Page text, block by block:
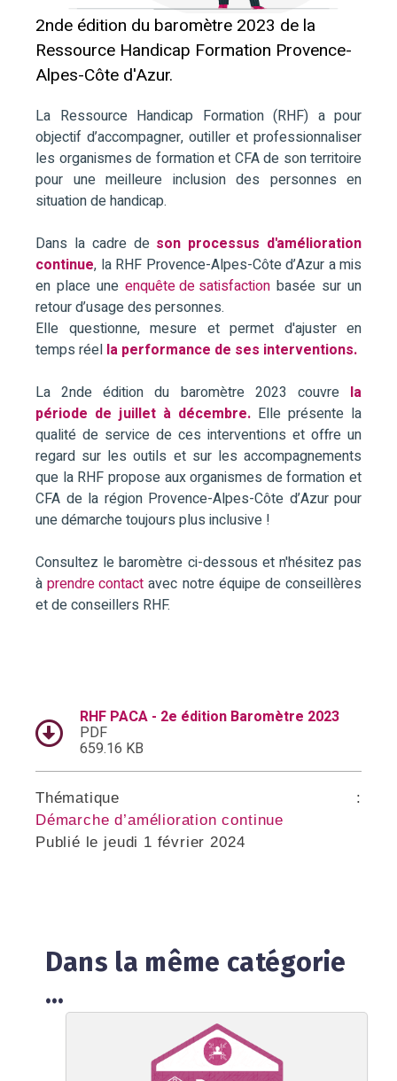
2nde édition du baromètre 2023 de la
Ressource Handicap Formation Provence-
Alpes-Côte d'Azur.
La Ressource Handicap Formation (RHF) a pour
objectif d’accompagner, outiller et professionnaliser
les organismes de formation et CFA de son territoire
pour une meilleure inclusion des personnes en
situation de handicap.
Dans la cadre de son processus d'amélioration
continue, la RHF Provence-Alpes-Côte d’Azur a mis
en place une enquête de satisfaction basée sur un
retour d’usage des personnes.
Elle questionne, mesure et permet d'ajuster en
temps réel la performance de ses interventions.
La 2nde édition du baromètre 2023 couvrela
période de juillet à décembre. Elle présente la
qualité de service de ces interventions et offre un
regard sur les outils et sur les accompagnements
que la RHF propose aux organismes de formation et
CFA de la région Provence-Alpes-Côte d’Azur pour
une démarche toujours plus inclusive !
Consultez le baromètre ci-dessous et n'hésitez pas
àprendre contact avec notre équipe de conseillères
et de conseillers RHF.
RHF PACA - 2e édition Baromètre 2023
PDF
659.16 KB
Thématique :
Démarche d’amélioration continue
Publié le jeudi 1 février 2024
Dans la même catégorie
...